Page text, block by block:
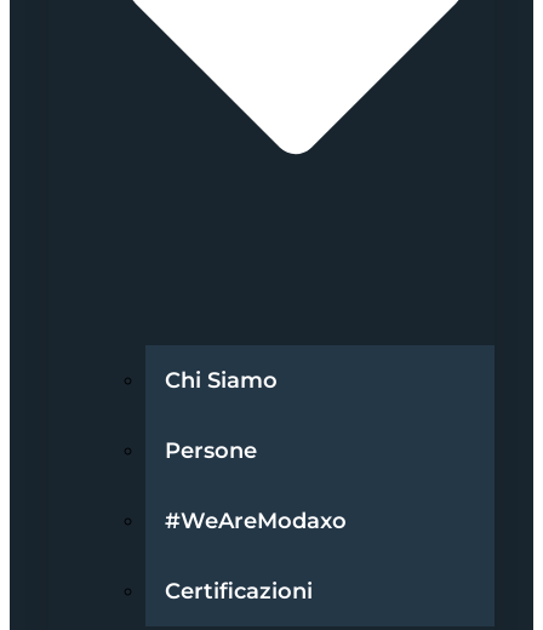
Chi Siamo
Persone
#WeAreModaxo
Certificazioni